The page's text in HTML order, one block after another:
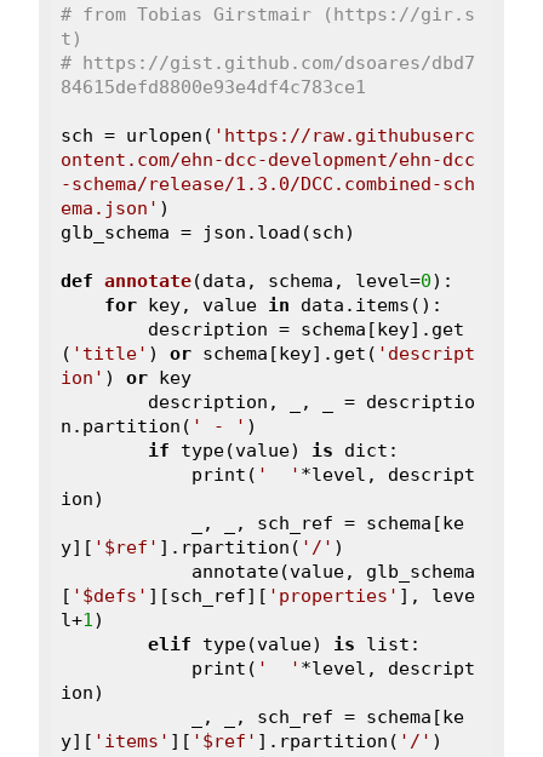
# from Tobias Girstmair (https://gir.s
t)
# https://gist.github.com/dsoares/dbd7
84615defd8800e93e4df4c783ce1
sch = urlopen( 'https://raw.githubuserc
ontent.com/ehn-dcc-development/ehn-dcc
-schema/release/1.3.0/DCC.combined-sch
ema.json' )
glb_schema = json.load(sch)
def annotate(data, schema, level=0) :
for key, value in data.items():
( 'title' ) or schema[key].get( 'descript
ion' ) or key
n.partition( ' - ' )
if type(value) is dict:
            print(
'  ' *level, descript
ion)
y][ '$ref' ].rpartition( '/' )
[ '$defs' ][sch_ref][ 'properties' ], leve
l+1 )
elif type(value) is list:
            print(
'  ' *level, descript
ion)
y][ 'items' ][ '$ref' ].rpartition( '/' )